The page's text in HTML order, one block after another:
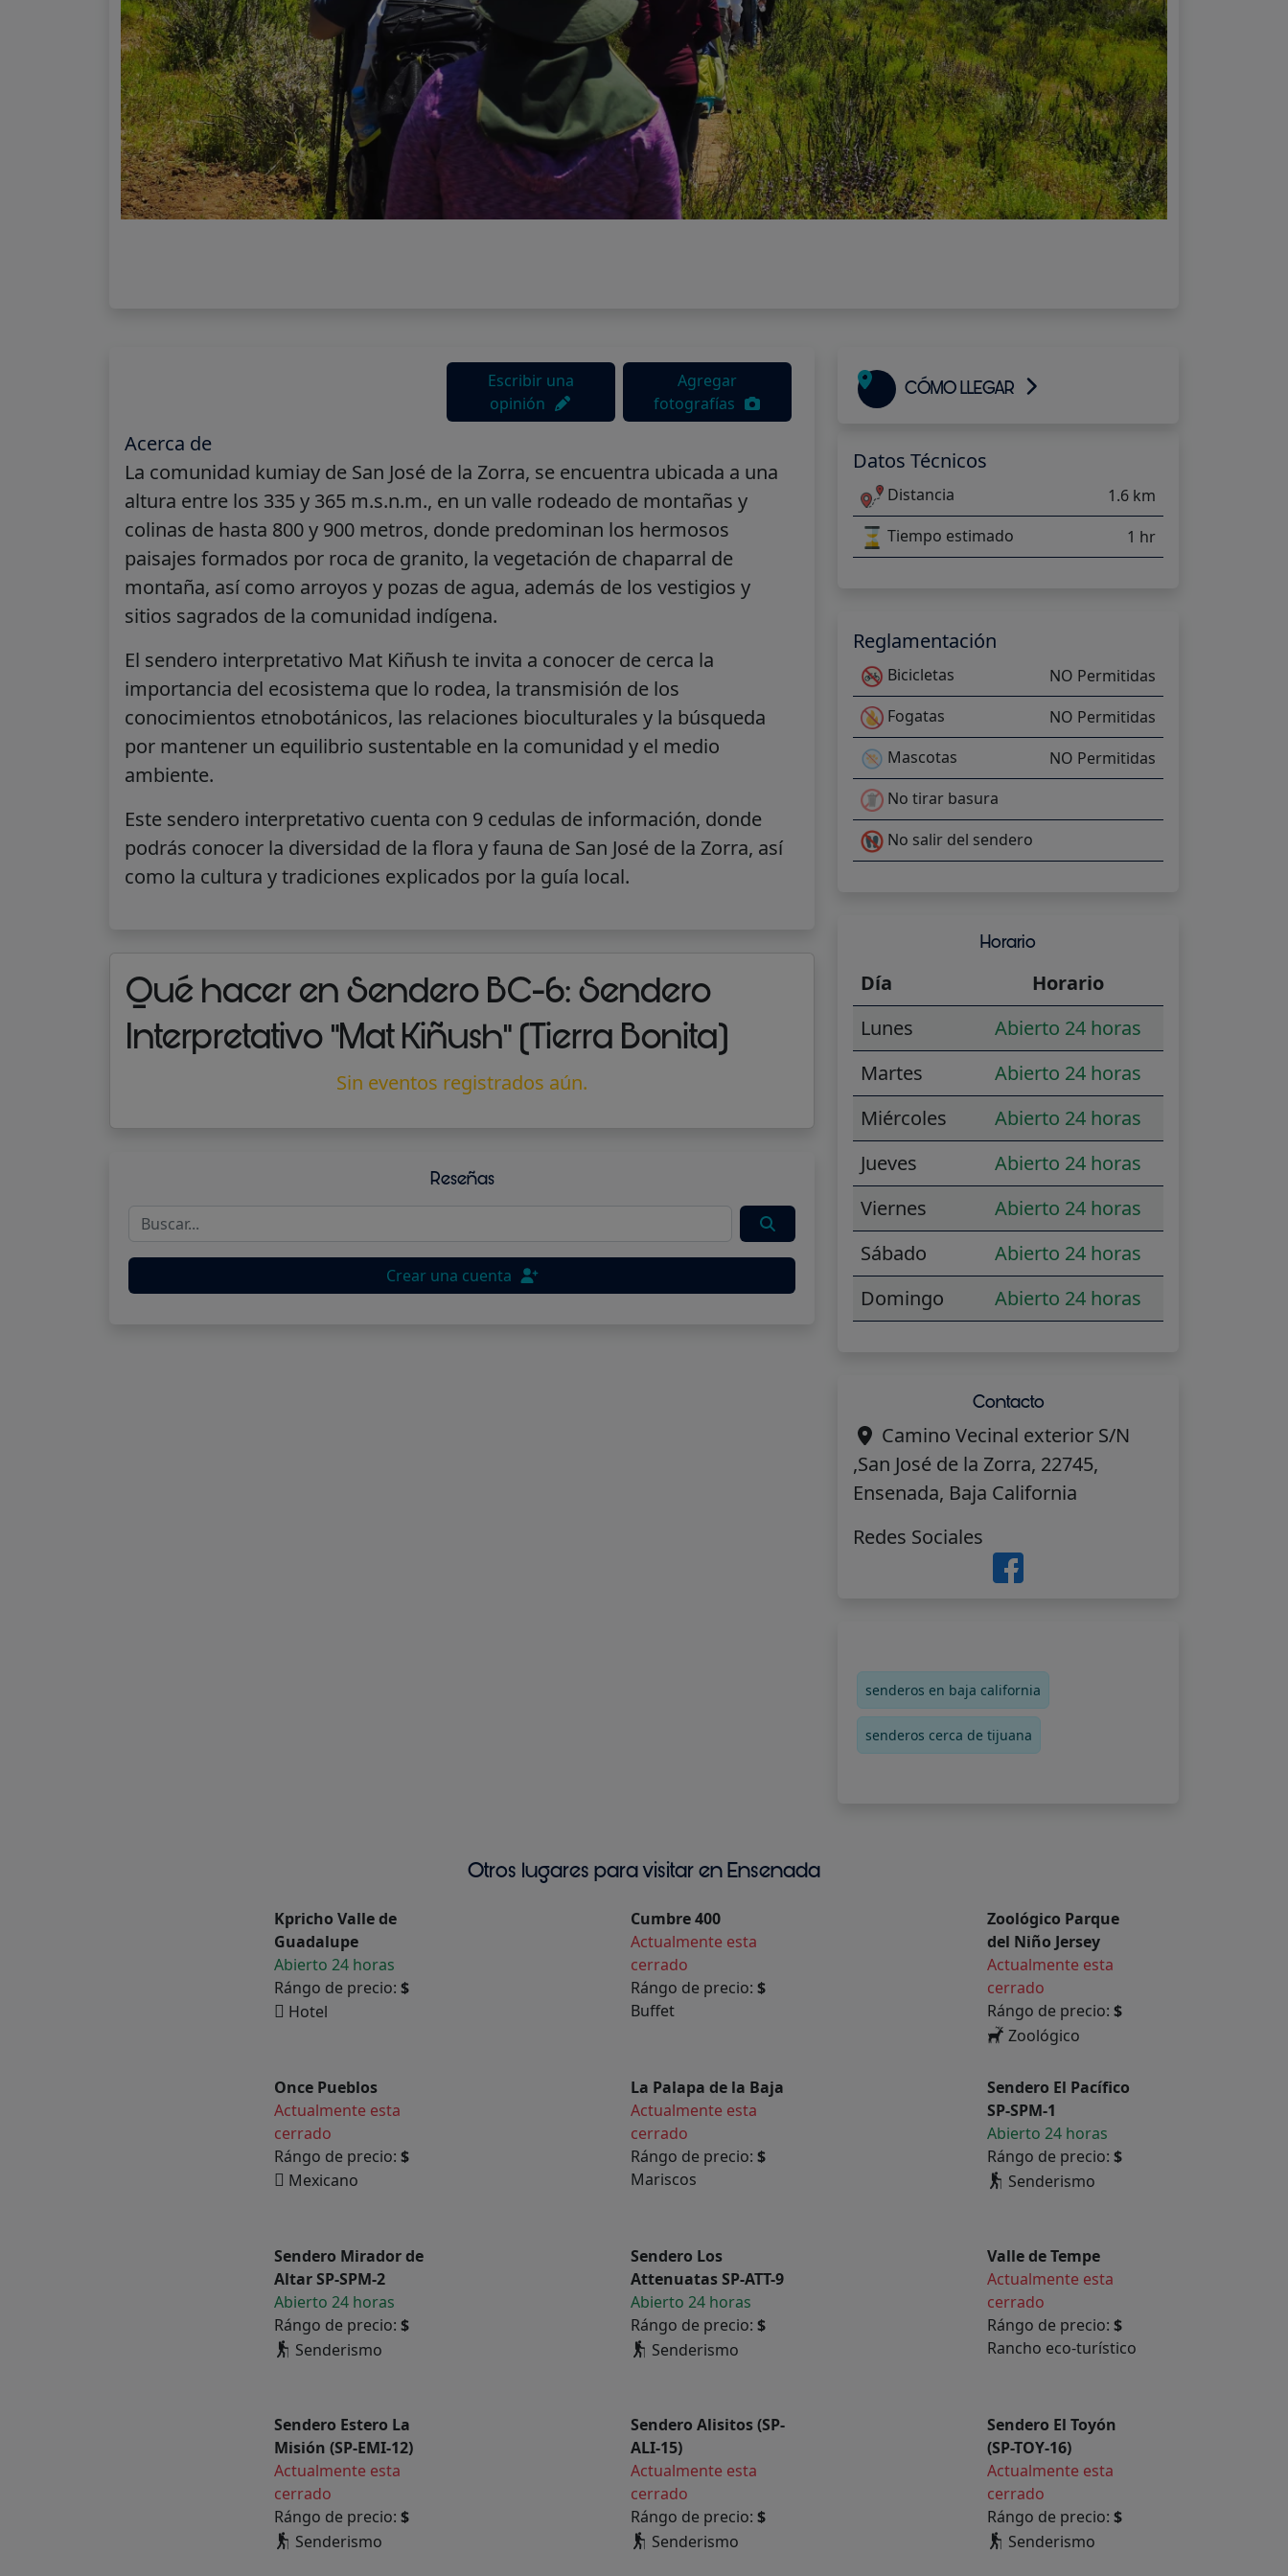
Escribir una
opinión
Agregar
fotografías
Acerca de
La comunidad kumiay de San José de la Zorra, se encuentra ubicada a una
altura entre los 335 y 365 m.s.n.m., en un valle rodeado de montañas y
colinas de hasta 800 y 900 metros, donde predominan los hermosos
paisajes formados por roca de granito, la vegetación de chaparral de
montaña, así como arroyos y pozas de agua, además de los vestigios y
sitios sagrados de la comunidad indígena.
El sendero interpretativo Mat Kiñush te invita a conocer de cerca la
importancia del ecosistema que lo rodea, la transmisión de los
conocimientos etnobotánicos, las relaciones bioculturales y la búsqueda
por mantener un equilibrio sustentable en la comunidad y el medio
ambiente.
Este sendero interpretativo cuenta con 9 cedulas de información, donde
podrás conocer la diversidad de la flora y fauna de San José de la Zorra, así
como la cultura y tradiciones explicados por la guía local.
Qué hacer en Sendero BC-6: Sendero
Interpretativo "Mat Kiñush" (Tierra Bonita)
Sin eventos registrados aún.
Reseñas
Crear una cuenta
CÓMO LLEGAR
Datos Técnicos
Distancia
1.6 km
Tiempo estimado
1 hr
Reglamentación
Bicicletas
NO Permitidas
Fogatas
NO Permitidas
Mascotas
NO Permitidas
No tirar basura
No salir del sendero
Horario
Día
Horario
Lunes
Abierto 24 horas
Martes
Abierto 24 horas
Miércoles
Abierto 24 horas
Jueves
Abierto 24 horas
Viernes
Abierto 24 horas
Sábado
Abierto 24 horas
Domingo
Abierto 24 horas
Contacto
Camino Vecinal exterior S/N
,San José de la Zorra, 22745,
Ensenada, Baja California
Redes Sociales
senderos en baja california
senderos cerca de tijuana
Otros lugares para visitar en Ensenada
Kpricho Valle de
Guadalupe
Abierto 24 horas
Rángo de precio: $
Hotel
Cumbre 400
Actualmente esta
cerrado
Rángo de precio: $
Buffet
Zoológico Parque
del Niño Jersey
Actualmente esta
cerrado
Rángo de precio: $
Zoológico
Once Pueblos
Actualmente esta
cerrado
Rángo de precio: $
Mexicano
La Palapa de la Baja
Actualmente esta
cerrado
Rángo de precio: $
Mariscos
Sendero El Pacífico
SP-SPM-1
Abierto 24 horas
Rángo de precio: $
Senderismo
Sendero Mirador de
Altar SP-SPM-2
Abierto 24 horas
Rángo de precio: $
Senderismo
Sendero Los
Attenuatas SP-ATT-9
Abierto 24 horas
Rángo de precio: $
Senderismo
Valle de Tempe
Actualmente esta
cerrado
Rángo de precio: $
Rancho eco-turístico
Sendero Estero La
Misión (SP-EMI-12)
Actualmente esta
cerrado
Rángo de precio: $
Senderismo
Sendero Alisitos (SP-
ALI-15)
Actualmente esta
cerrado
Rángo de precio: $
Senderismo
Sendero El Toyón
(SP-TOY-16)
Actualmente esta
cerrado
Rángo de precio: $
Senderismo